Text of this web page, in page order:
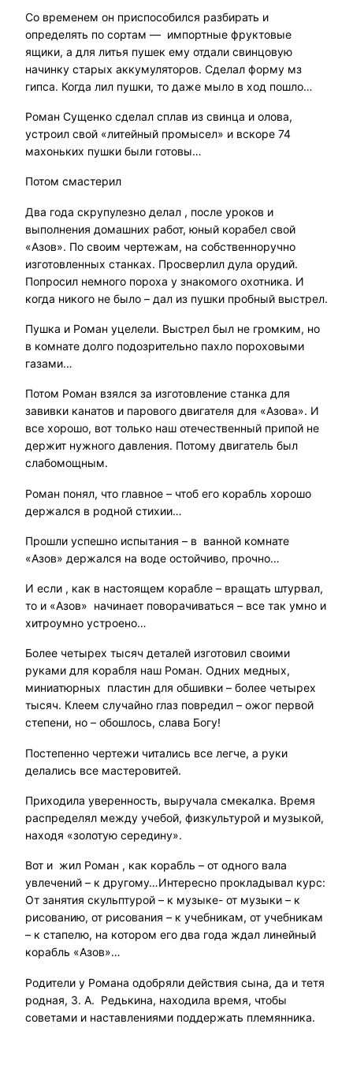
Со временем он приспособился разбирать и
определять по сортам — импортные фруктовые
ящики, а для литья пушек ему отдали свинцовую
начинку старых аккумуляторов. Сделал форму мз
гипса. Когда лил пушки, то даже мыло в ход пошло…
Роман Сущенко сделал сплав из свинца и олова,
устроил свой «литейный промысел» и вскоре 74
махоньких пушки были готовы…
Потом смастерил
Два года скрупулезно делал , после уроков и
выполнения домашних работ, юный корабел свой
«Азов». По своим чертежам, на собственноручно
изготовленных станках. Просверлил дула орудий.
Попросил немного пороха у знакомого охотника. И
когда никого не было – дал из пушки пробный выстрел.
Пушка и Роман уцелели. Выстрел был не громким, но
в комнате долго подозрительно пахло пороховыми
газами…
Потом Роман взялся за изготовление станка для
завивки канатов и парового двигателя для «Азова». И
все хорошо, вот только наш отечественный припой не
держит нужного давления. Потому двигатель был
слабомощным.
Роман понял, что главное – чтоб его корабль хорошо
держался в родной стихии…
Прошли успешно испытания – в ванной комнате
«Азов» держался на воде остойчиво, прочно…
И если , как в настоящем корабле – вращать штурвал,
то и «Азов» начинает поворачиваться – все так умно и
хитроумно устроено…
Более четырех тысяч деталей изготовил своими
руками для корабля наш Роман. Одних медных,
миниатюрных пластин для обшивки – более четырех
тысяч. Клеем случайно глаз повредил – ожог первой
степени, но – обошлось, слава Богу!
Постепенно чертежи читались все легче, а руки
делались все мастеровитей.
Приходила уверенность, выручала смекалка. Время
распределял между учебой, физкультурой и музыкой,
находя «золотую середину».
Вот и жил Роман , как корабль – от одного вала
увлечений – к другому…Интересно прокладывал курс:
От занятия скульптурой – к музыке- от музыки – к
рисованию, от рисования – к учебникам, от учебникам
– к стапелю, на котором его два года ждал линейный
корабль «Азов»…
Родители у Романа одобряли действия сына, да и тетя
родная, З. А. Редькина, находила время, чтобы
советами и наставлениями поддержать племянника.